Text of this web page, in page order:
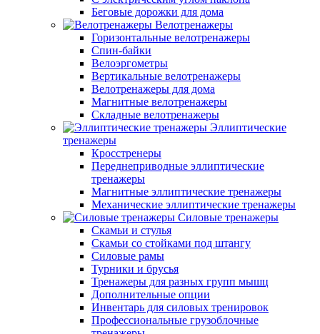
Беговые дорожки для дома
Велотренажеры
Горизонтальные велотренажеры
Спин-байки
Велоэргометры
Вертикальные велотренажеры
Велотренажеры для дома
Магнитные велотренажеры
Складные велотренажеры
Эллиптические
тренажеры
Кросстренеры
Переднеприводные эллиптические
тренажеры
Магнитные эллиптические тренажеры
Механические эллиптические тренажеры
Силовые тренажеры
Скамьи и стулья
Скамьи со стойками под штангу
Силовые рамы
Турники и брусья
Тренажеры для разных групп мышц
Дополнительные опции
Инвентарь для силовых тренировок
Профессиональные грузоблочные